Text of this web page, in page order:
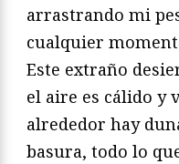
arrastrando mi
cualquier
Este extraño
el aire es cálido y
alrededor hay
basura, todo lo